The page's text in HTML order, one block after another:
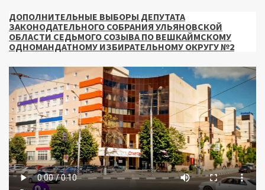
ДОПОЛНИТЕЛЬНЫЕ ВЫБОРЫ ДЕПУТАТА
ЗАКОНОДАТЕЛЬНОГО СОБРАНИЯ УЛЬЯНОВСКОЙ
ОБЛАСТИ СЕДЬМОГО СОЗЫВА ПО ВЕШКАЙМСКОМУ
ОДНОМАНДАТНОМУ ИЗБИРАТЕЛЬНОМУ ОКРУГУ №2